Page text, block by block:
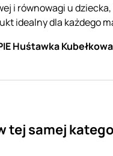
i równowagi u
idealny dla każdego
Huśtawka
tej samej